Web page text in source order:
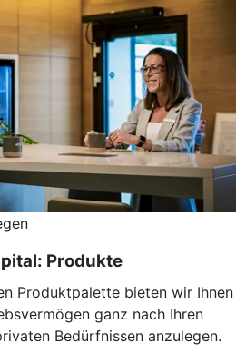
Produkte
Produktpalette bieten wir Ihnen
ganz nach Ihren
Bedürfnissen anzulegen.